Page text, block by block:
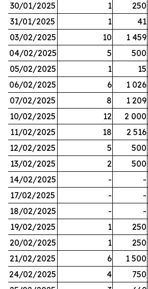
30/01/2025
1 250
31/01/2025
1 41
03/02/2025
10 1 459
04/02/2025
5 500
05/02/2025
1 15
06/02/2025
6 1 026
07/02/2025
8 1 209
10/02/2025
12 2 000
11/02/2025
18 2 516
12/02/2025
5 500
13/02/2025
2 500
14/02/2025
- -
17/02/2025
- -
18/02/2025
- -
19/02/2025
1 250
20/02/2025
1 250
21/02/2025
6 1 500
24/02/2025
4 750